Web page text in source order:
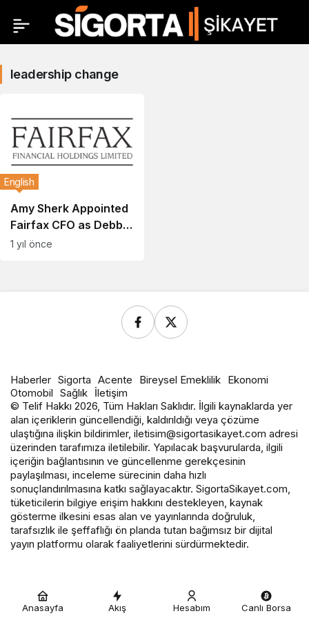
leadership change
Amy Sherk Appointed
Fairfax CFO as Debbie
Chalkley Transitions
English
1 yıl önce
Anasayfa Akış Hesabım Canlı Borsa
Haberler Sigorta Acente Bireysel Emeklilik Ekonomi
Otomobil Sağlık İletişim
© Telif Hakkı 2026, Tüm Hakları Saklıdır. İlgili kaynaklarda yer
alan içeriklerin güncellendiği, kaldırıldığı veya çözüme
ulaştığına ilişkin bildirimler, iletisim@sigortasikayet.com adresi
üzerinden tarafımıza iletilebilir. Yapılacak başvurularda, ilgili
içeriğin bağlantısının ve güncellenme gerekçesinin
paylaşılması, inceleme sürecinin daha hızlı
sonuçlandırılmasına katkı sağlayacaktır. SigortaSikayet.com,
tüketicilerin bilgiye erişim hakkını destekleyen, kaynak
gösterme ilkesini esas alan ve yayınlarında doğruluk,
tarafsızlık ile şeffaflığı ön planda tutan bağımsız bir dijital
yayın platformu olarak faaliyetlerini sürdürmektedir.